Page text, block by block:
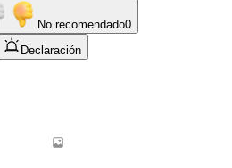
No recomendado0
Declaración